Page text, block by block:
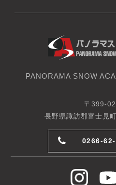
PANORAMA SNOW
〒399-
長野県諏訪郡富士見
0266-